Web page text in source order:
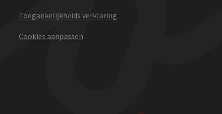
Toegankelijkheids verklaring
Cookies aanpassen